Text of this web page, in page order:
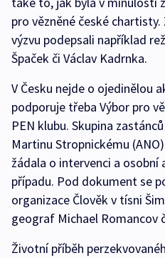
pro vězněné české chartisty.
výzvu podepsali například
Špaček či Václav Kadrnka.
V Česku nejde o ojedinělou
podporuje třeba Výbor pro
PEN klubu. Skupina
Martinu Stropnickému
žádala o intervenci a osobní
případu. Pod dokument se
organizace Člověk v tísni
geograf Michael Romancov
Životní příběh